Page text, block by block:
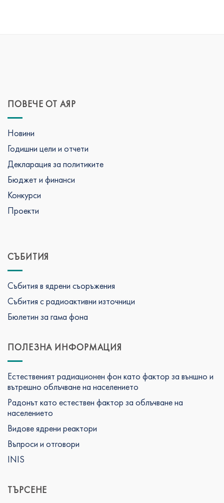
ПОВЕЧЕ ОТ АЯР
Новини
Годишни цели и отчети
Декларация за политиките
Бюджет и финанси
Конкурси
Проекти
СЪБИТИЯ
Събития в ядрени съоръжения
Събития с радиоактивни източници
Бюлетин за гама фона
ПОЛЕЗНА ИНФОРМАЦИЯ
Естественият радиационен фон като фактор за външно и
вътрешно облъчване на населението
Радонът като естествен фактор за облъчване на
населението
Видове ядрени реактори
Въпроси и отговори
INIS
ТЪРСЕНЕ